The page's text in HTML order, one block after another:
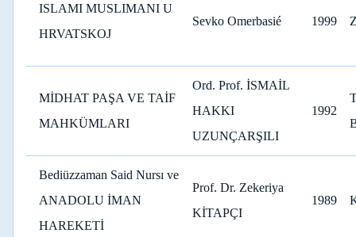
ISLAMI MUSLIMANI U
HRVATSKOJ
Sevko Omerbasié 1999
MİDHAT PAŞA VE TAİF
MAHKÜMLARI
Ord. Prof. İSMAİL
HAKKI
UZUNÇARŞILI
1992
Bediüzzaman Said Nursı ve
ANADOLU İMAN
HAREKETİ
Prof. Dr. Zekeriya
KİTAPÇI
1989